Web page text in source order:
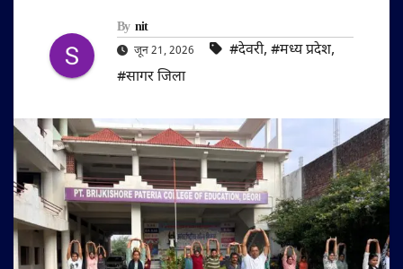
By nit
जून 21, 2026 #देवरी, #मध्य प्रदेश,
#सागर जिला